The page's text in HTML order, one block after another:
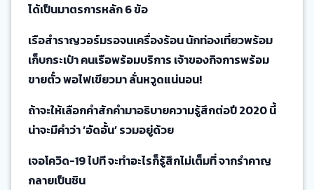
ได้เป็นมาตรการหลัก 6 ข้อ
เรือสำราญวอร์มรอจนเครื่องร้อน นักท่องเที่ยวพร้อม
เก็บกระเป๋า คนเรือพร้อมบริการ เจ้าของกิจการพร้อม
ขายตั๋ว พอไฟเขียวมา ลั่นหวูดแน่นอน!
ถ้าจะให้เลือกคำสักคำมาอธิบายความรู้สึกต่อปี 2020 นี้
น่าจะมีคำว่า ‘อัดอั้น’ รวมอยู่ด้วย
เจอโควิด-19 ไปที จะทำอะไรก็รู้สึกไม่เต็มที่ จากรำคาญ
กลายเป็นชิน